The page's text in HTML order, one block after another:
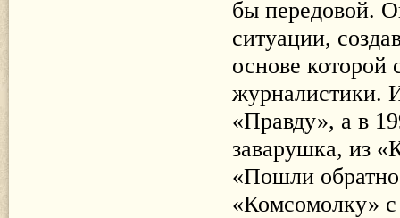
бы передовой.
ситуации,
основе которой
журналистики.
«Правду», а в
заварушка, из
«Пошли
«Комсомолку»